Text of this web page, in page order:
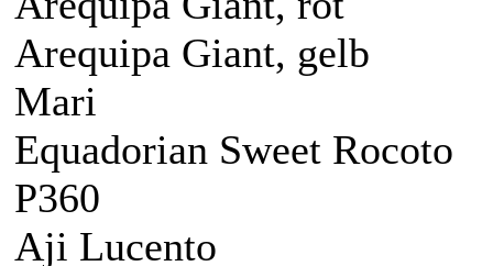
Arequipa Giant, gelb
Mari
Equadorian Sweet Rocoto
P360
Aji Lucento